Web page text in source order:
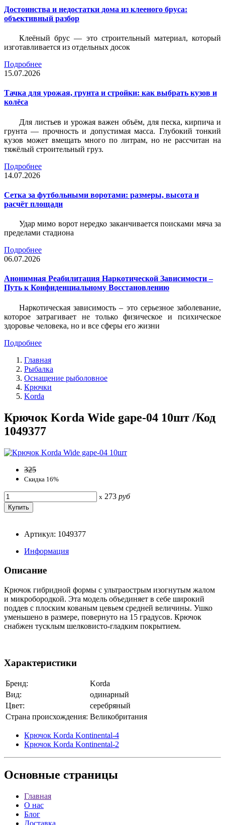
Достоинства и недостатки дома из клееного бруса:
объективный разбор
Клеёный брус — это строительный материал, который
изготавливается из отдельных досок
Подробнее
15.07.2026
Тачка для урожая, грунта и стройки: как выбрать кузов и
колёса
Для листьев и урожая важен объём, для песка, кирпича и
грунта — прочность и допустимая масса. Глубокий тонкий
кузов может вмещать много по литрам, но не рассчитан на
тяжёлый строительный груз.
Подробнее
14.07.2026
Сетка за футбольными воротами: размеры, высота и
расчёт площади
Удар мимо ворот нередко заканчивается поисками мяча за
пределами стадиона
Подробнее
06.07.2026
Анонимная Реабилитация Наркотической Зависимости –
Путь к Конфиденциальному Восстановлению
Наркотическая зависимость – это серьезное заболевание,
которое затрагивает не только физическое и психическое
здоровье человека, но и все сферы его жизни
Подробнее
Главная
Рыбалка
Оснащение рыболовное
Крючки
Korda
Крючок Korda Wide gape-04 10шт /Код
1049377
325
Скидка 16%
x 273 руб
Артикул: 1049377
Информация
Описание
Крючок гибридной формы с ультраострым изогнутым жалом
и микробородкой. Эта модель объединяет в себе широкий
поддев с плоским кованым цевьем средней величины. Ушко
уменьшено в размере, повернуто на 15 градусов. Крючок
снабжен тусклым шелковисто-гладким покрытием.
Характеристики
Бренд:
Korda
Вид:
одинарный
Цвет:
серебряный
Страна происхождения: Великобритания
Крючок Korda Kontinental-4
Крючок Korda Kontinental-2
Основные страницы
Главная
О нас
Блог